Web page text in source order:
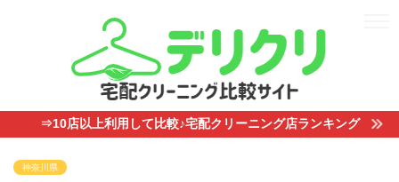
⇒10店以上利用して比較♪宅配クリーニング店ランキング
神奈川県